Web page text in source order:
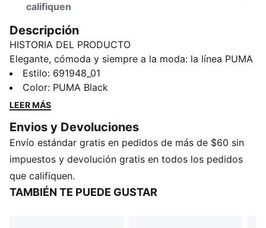
califiquen
Descripción
HISTORIA DEL PRODUCTO
Elegante, cómoda y siempre a la moda: la línea PUMA
Essentials está diseñada para los días relajados. Ya
sea que estés descansando, tomando un café o en
movimiento, estas prendas ofrecen la combinación
hechas para que te sientas bien durante todo el día.
DETALLES
Corte: cómodo
Material principal: Jersey simple
Tejido Tejido
Estilo: 691948_01
Color: PUMA Black
LEER MÁS
Envios y Devoluciones
Envío estándar gratis en pedidos de más de $60 sin
impuestos y devolución gratis en todos los pedidos
que califiquen.
TAMBIÉN TE PUEDE GUSTAR